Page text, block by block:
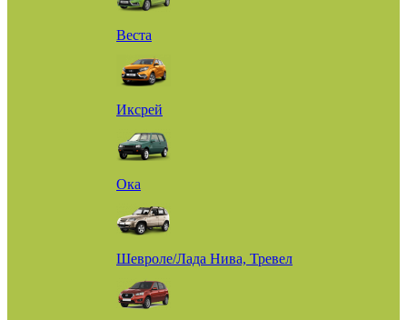
Веста
Иксрей
Ока
Шевроле/Лада Нива, Тревел